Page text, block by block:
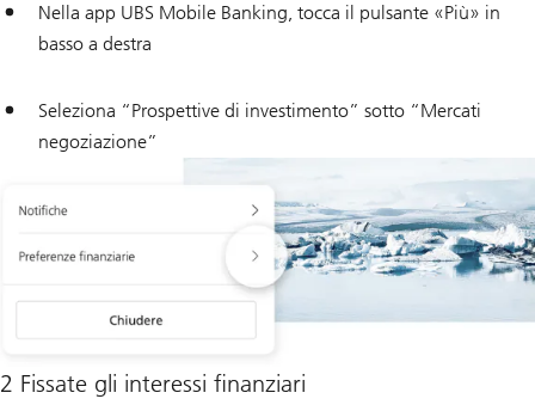
Nella app UBS Mobile Banking, tocca il pulsante «Più» in
basso a destra
Seleziona “Prospettive di investimento” sotto “Mercati
negoziazione”
2 Fissate gli interessi finanziari